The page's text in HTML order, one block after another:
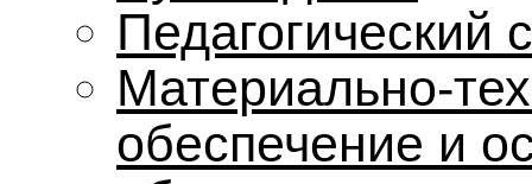
Педагогический
Материально-
обеспечение и